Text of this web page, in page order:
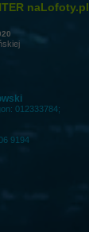
naLofoty.pl
012333784;
9194